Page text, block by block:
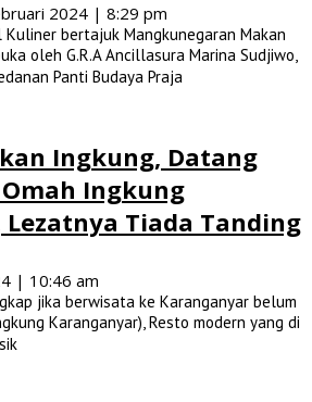
2024 | 8:29 pm
Kuliner bertajuk Mangkunegaran Makan
oleh G.R.A Ancillasura Marina Sudjiwo,
Panti Budaya Praja
Ingkung, Datang
Omah Ingkung
Tiada Tanding
| 10:46 am
jika berwisata ke Karanganyar belum
Karanganyar), Resto modern yang di